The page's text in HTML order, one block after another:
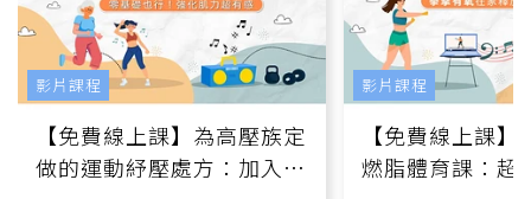
【免費線上課】為高壓族定
做的運動紓壓處方：加入行
影片課程
【免費線上課
燃脂體育課：超
影片課程